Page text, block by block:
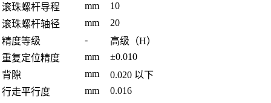
滚珠螺杆导程
mm
10
滚珠螺杆轴径
mm
20
精度等级
-
高级（H）
重复定位精度
mm
±0.010
背隙
mm
0.020 以下
行走平行度
mm
0.016